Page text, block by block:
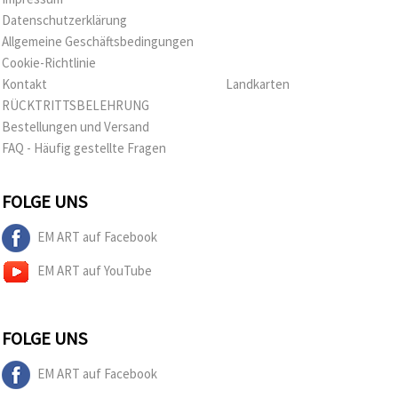
Datenschutzerklärung
Allgemeine Geschäftsbedingungen
Cookie-Richtlinie
Kontakt
RÜCKTRITTSBELEHRUNG
Bestellungen und Versand
FAQ - Häufig gestellte Fragen
Landkarten
FOLGE UNS
EM ART auf Facebook
EM ART auf YouTube
FOLGE UNS
EM ART auf Facebook